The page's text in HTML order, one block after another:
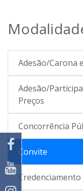
Adesão/Carona
Adesão/
Preços
Concorrência
Convite
Credenciamento